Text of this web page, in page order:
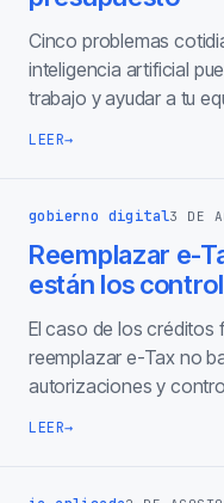
Cinco problemas
inteligencia artificial
trabajo y ayudar a tu
LEER→
gobierno digital3 DE
Reemplazar e-
están los
El caso de los créditos
reemplazar e-Tax no
autorizaciones y
LEER→